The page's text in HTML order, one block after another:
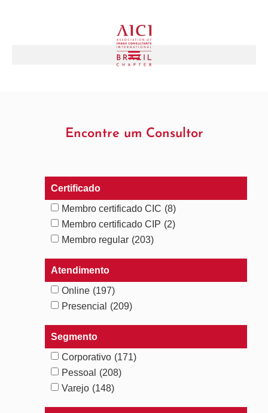
Encontre um Consultor
Certificado
Membro certificado CIC (8)
Membro certificado CIP (2)
Membro regular (203)
Atendimento
Online (197)
Presencial
(209)
Segmento
Corporativo (171)
Pessoal
(208)
Varejo (148)